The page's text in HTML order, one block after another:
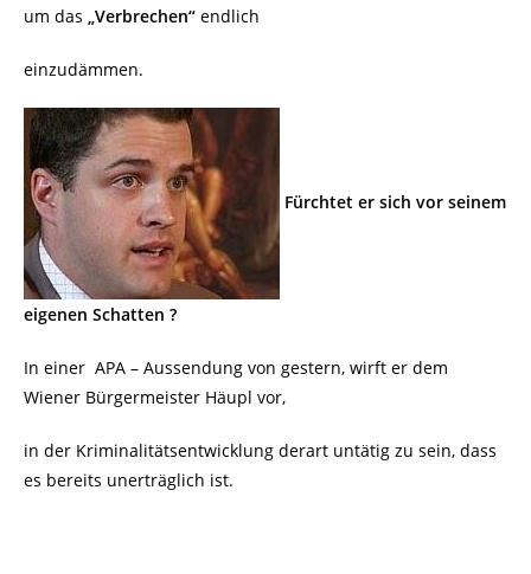
um das „Verbrechen“ endlich
einzudämmen.
Fürchtet er sich vor seinem
eigenen Schatten ?
In einer APA – Aussendung von gestern, wirft er dem
Wiener Bürgermeister Häupl vor,
in der Kriminalitätsentwicklung derart untätig zu sein, dass
es bereits unerträglich ist.